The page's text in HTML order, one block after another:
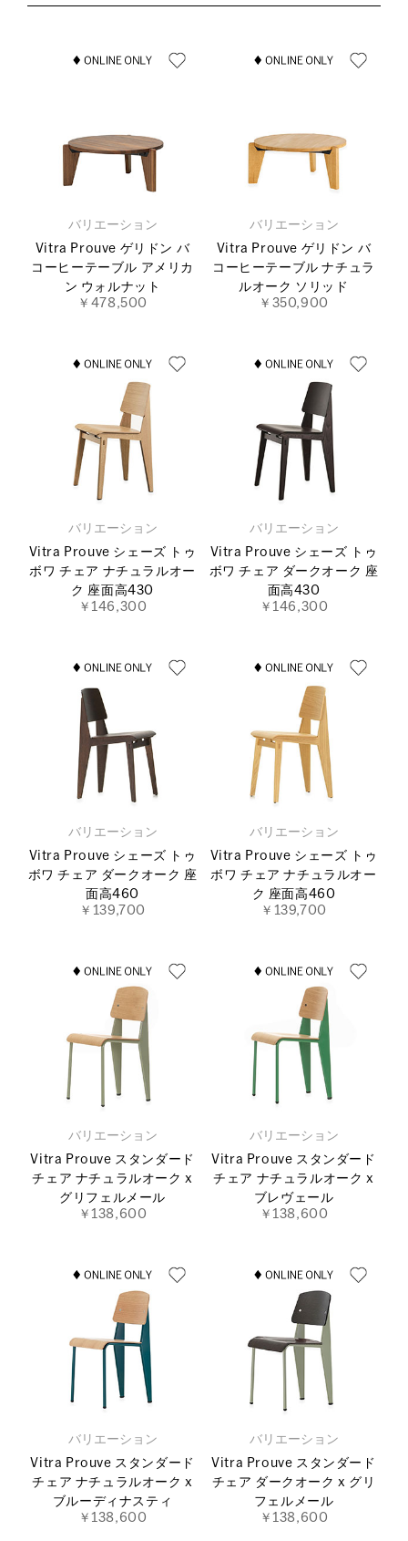
バリエーション
Vitra Prouve ゲリドン バ
コーヒーテーブル アメリカ
ン ウォルナット
￥478,500
バリエーション
Vitra Prouve ゲリドン バ
コーヒーテーブル ナチュラ
ルオーク ソリッド
￥350,900
バリエーション
Vitra Prouve シェーズ トゥ
ボワ チェア ナチュラルオー
ク 座面高430
￥146,300
バリエーション
Vitra Prouve シェーズ トゥ
ボワ チェア ダークオーク 座
面高430
￥146,300
バリエーション
Vitra Prouve シェーズ トゥ
ボワ チェア ダークオーク 座
面高460
￥139,700
バリエーション
Vitra Prouve シェーズ トゥ
ボワ チェア ナチュラルオー
ク 座面高460
￥139,700
バリエーション
Vitra Prouve スタンダード
チェア ナチュラルオーク x
グリフェルメール
￥138,600
バリエーション
Vitra Prouve スタンダード
チェア ナチュラルオーク x
ブレヴェール
￥138,600
バリエーション
Vitra Prouve スタンダード
チェア ナチュラルオーク x
ブルーディナスティ
￥138,600
バリエーション
Vitra Prouve スタンダード
チェア ダークオーク x グリ
フェルメール
￥138,600